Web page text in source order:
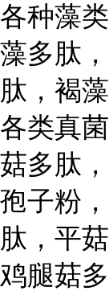
各种藻
藻多肽
肽，褐
各类真
菇多肽
孢子粉
肽，平
鸡腿菇